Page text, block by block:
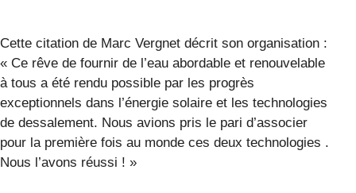
Cette citation de Marc Vergnet décrit son organisation :
« Ce rêve de fournir de l’eau abordable et renouvelable
à tous a été rendu possible par les progrès
exceptionnels dans l’énergie solaire et les technologies
de dessalement. Nous avions pris le pari d’associer
pour la première fois au monde ces deux technologies .
Nous l’avons réussi ! »